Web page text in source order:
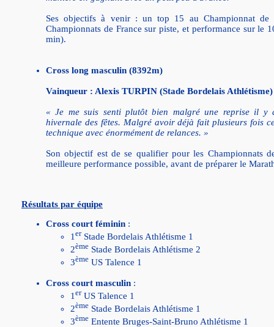
Ses objectifs à venir : un top 15 au Championnat de
Championnats de France sur piste, et performance sur le
min).
Cross long masculin (8392m)
Vainqueur : Alexis TURPIN (Stade Bordelais Athlétisme)
« Je me suis senti plutôt bien malgré une reprise il y
hivernale des fêtes. Malgré avoir déjà fait plusieurs fois
technique avec énormément de relances. »
Son objectif est de se qualifier pour les Championnats
meilleure performance possible, avant de préparer le
Résultats par équipe
Cross court féminin :
1 erStade Bordelais Athlétisme 1
2ème Stade Bordelais Athlétisme 2
3ème US Talence 1
Cross court masculin :
1 erUS Talence 1
2ème Stade Bordelais Athlétisme 1
3ème Entente Bruges-Saint-Bruno Athlétisme 1